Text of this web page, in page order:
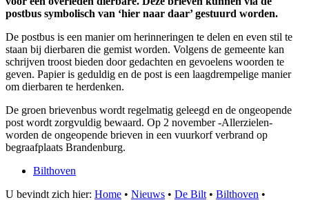
postbus symbolisch van ‘hier naar daar’ gestuurd worden.
De postbus is een manier om herinneringen te delen en even stil te
staan bij dierbaren die gemist worden. Volgens de gemeente kan
schrijven troost bieden door gedachten en gevoelens woorden te
geven. Papier is geduldig en de post is een laagdrempelige manier
om dierbaren te herdenken.
De groen brievenbus wordt regelmatig geleegd en de ongeopende
post wordt zorgvuldig bewaard. Op 2 november -Allerzielen-
worden de ongeopende brieven in een vuurkorf verbrand op
begraafplaats Brandenburg.
Bilthoven
U bevindt zich hier: Home • Nieuws • De Bilt • Bilthoven •